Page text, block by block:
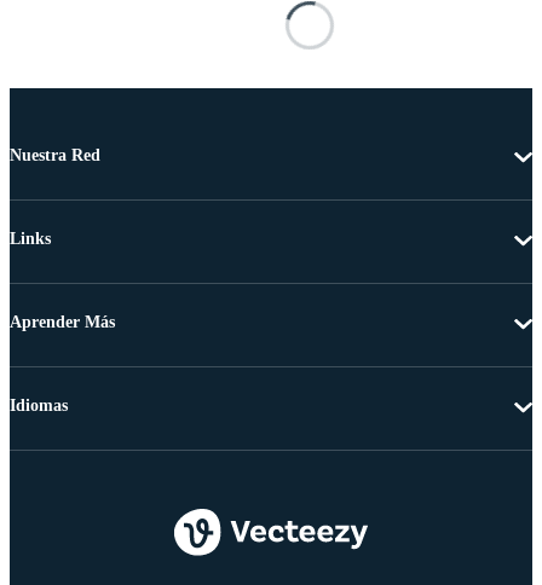
Nuestra Red
Links
Aprender Más
Idiomas